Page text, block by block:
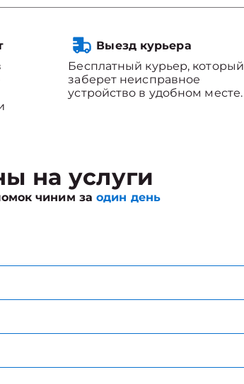
Выезд курьера
Бесплатный курьер, который
заберет неисправное
устройство в удобном месте.
на услуги
чиним заодин день